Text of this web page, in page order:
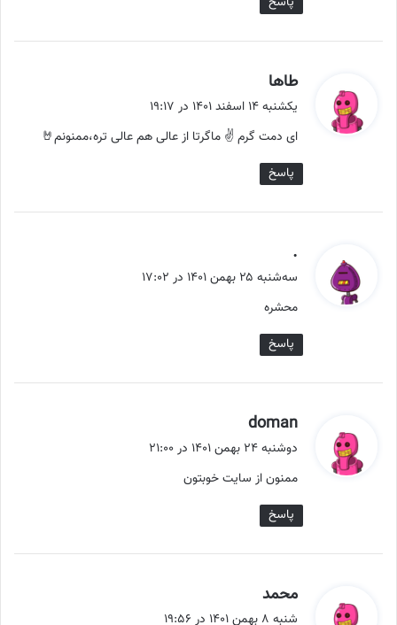
طاها
ف
:
یکشنبه ۱۴ اسفند ۱۴۰۱ در ۱۹:۱۷
ای دمت گرم ✌️ ماگرتا از عالی هم عالی تره،ممنونم🤘
پاسخ
.
ف
:
سه‌شنبه ۲۵ بهمن ۱۴۰۱ در ۱۷:۰۲
محشره
پاسخ
doman
ف
:
دوشنبه ۲۴ بهمن ۱۴۰۱ در ۲۱:۰۰
ممنون از سایت خوبتون
پاسخ
محمد
ف
شنبه ۸ بهمن ۱۴۰۱ در ۱۹:۵۶